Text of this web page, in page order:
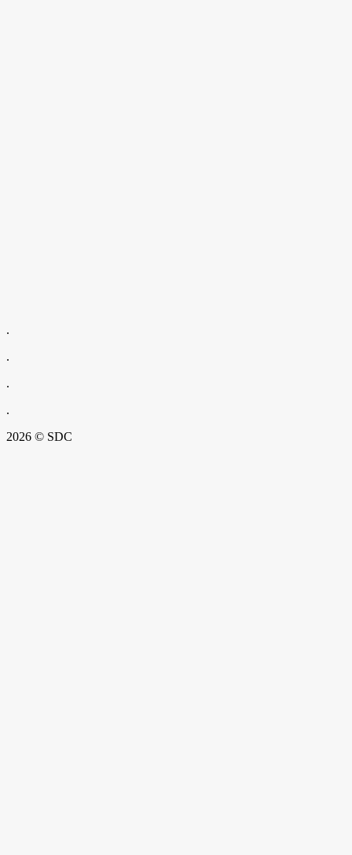
.
.
.
.
2026 © SDC